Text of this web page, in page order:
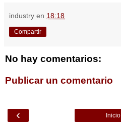
industry en 18:18
Compartir
No hay comentarios:
Publicar un comentario
‹ Inicio